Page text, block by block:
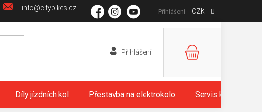
info@citybikes.cz CZK
Přihlášení
NÁKUPNÍ
Díly jízdních kol Přestavba na elektrokolo Servis kol